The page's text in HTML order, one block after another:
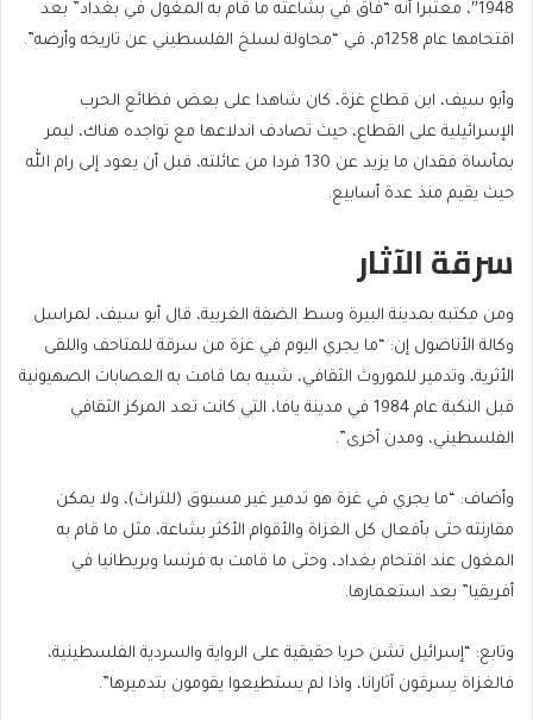
1948″، معتبرا أنه “فاق في بشاعته ما قام به المغول في بغداد” بعد
اقتحامها عام 1258م، في “محاولة لسلخ الفلسطيني عن تاريخه وأرضه”.
وأبو سيف، ابن قطاع غزة، كان شاهدا على بعض فظائع الحرب
الإسرائيلية على القطاع، حيث تصادف اندلاعها مع تواجده هناك، ليمر
بمأساة فقدان ما يزيد عن 130 فردا من عائلته، قبل أن يعود إلى رام الله
حيث يقيم منذ عدة أسابيع.
سرقة الآثار
ومن مكتبه بمدينة البيرة وسط الضفة الغربية، قال أبو سيف، لمراسل
وكالة الأناضول إن: “ما يجري اليوم في غزة من سرقة للمتاحف واللقى
الأثرية، وتدمير للموروث الثقافي، شبيه بما قامت به العصابات الصهيونية
قبل النكبة عام 1984 في مدينة يافا، التي كانت تعد المركز الثقافي
الفلسطيني، ومدن أخرى”.
وأضاف: “ما يجري في غزة هو تدمير غير مسبوق (للتراث)، ولا يمكن
مقارنته حتى بأفعال كل الغزاة والأقوام الأكثر بشاعة، مثل ما قام به
المغول عند اقتحام بغداد، وحتى ما قامت به فرنسا وبريطانيا في
أفريقيا” بعد استعمارها.
وتابع: “إسرائيل تشن حربا حقيقية على الرواية والسردية الفلسطينية،
فالغزاة يسرقون آثارانا، واذا لم يستطيعوا يقومون بتدميرها”.